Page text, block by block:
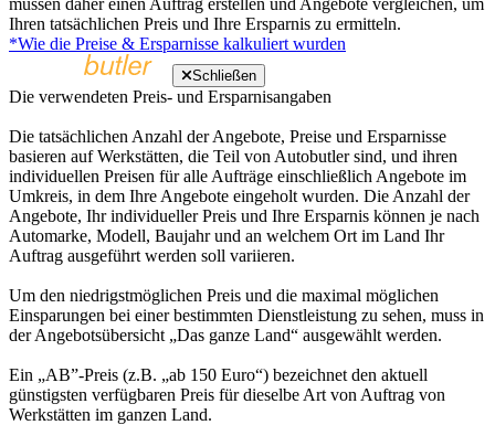
Ihren tatsächlichen Preis und Ihre Ersparnis zu ermitteln.
*Wie die Preise & Ersparnisse kalkuliert wurden
Schließen
Die verwendeten Preis- und Ersparnisangaben
Die tatsächlichen Anzahl der Angebote, Preise und Ersparnisse
basieren auf Werkstätten, die Teil von Autobutler sind, und ihren
individuellen Preisen für alle Aufträge einschließlich Angebote im
Umkreis, in dem Ihre Angebote eingeholt wurden. Die Anzahl der
Angebote, Ihr individueller Preis und Ihre Ersparnis können je nach
Automarke, Modell, Baujahr und an welchem Ort im Land Ihr
Auftrag ausgeführt werden soll variieren.
Um den niedrigstmöglichen Preis und die maximal möglichen
Einsparungen bei einer bestimmten Dienstleistung zu sehen, muss in
der Angebotsübersicht „Das ganze Land“ ausgewählt werden.
Ein „AB”-Preis (z.B. „ab 150 Euro“) bezeichnet den aktuell
günstigsten verfügbaren Preis für dieselbe Art von Auftrag von
Werkstätten im ganzen Land.